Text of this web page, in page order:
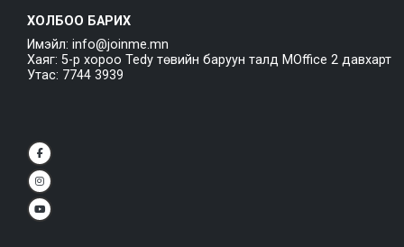
ХОЛБОО БАРИХ
Имэйл: info@joinme.mn
Хаяг: 5-р хороо Tedy төвийн баруун талд MOffice 2 давхарт
Утас: 7744 3939